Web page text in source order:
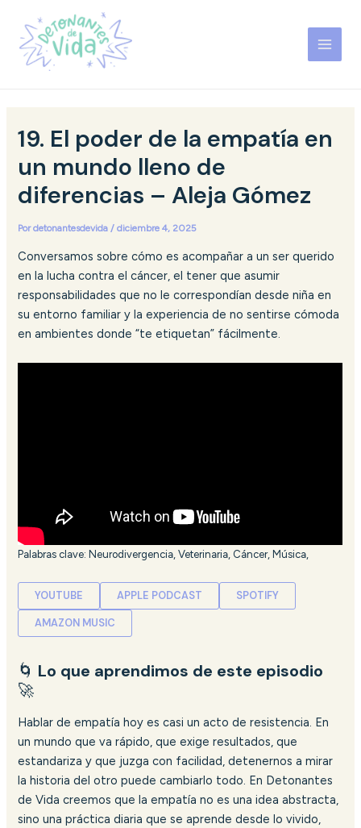
contenido
19. El poder de la empatía en
un mundo lleno de
diferencias – Aleja Gómez
Pordetonantesdevida /diciembre 4, 2025
Conversamos sobre cómo es acompañar a un ser querido
en la lucha contra el cáncer, el tener que asumir
responsabilidades que no le correspondían desde niña en
su entorno familiar y la experiencia de no sentirse cómoda
en ambientes donde “te etiquetan” fácilmente.
Palabras clave: Neurodivergencia, Veterinaria, Cáncer, Música,
YOUTUBE APPLE PODCAST
SPOTIFY
AMAZON MUSIC
🌀 Lo que aprendimos de este episodio
🚀
Hablar de empatía hoy es casi un acto de resistencia. En
un mundo que va rápido, que exige resultados, que
estandariza y que juzga con facilidad, detenernos a mirar
la historia del otro puede cambiarlo todo. En Detonantes
de Vida creemos que la empatía no es una idea abstracta,
sino una práctica diaria que se aprende desde lo vivido,
entradas